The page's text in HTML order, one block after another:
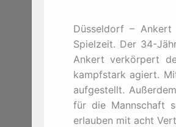
Düsseldorf –
Spielzeit. Der 34-
Ankert verkörpert
kampfstark agiert.
aufgestellt.
für die Mannschaft
erlauben mit acht